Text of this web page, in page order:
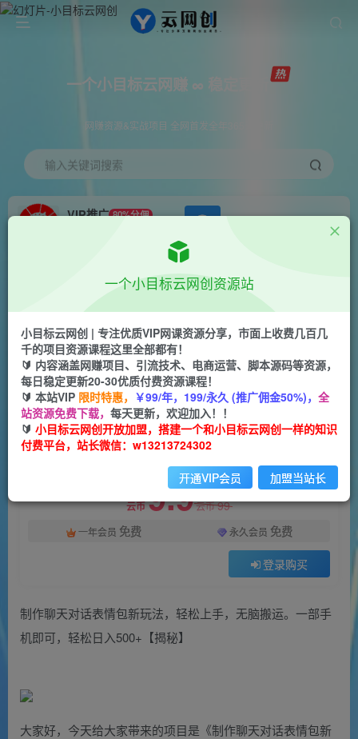
一个小目标云网赚 ∞ 稳定更新
网赚资源&实战项目 全网首发全年365天更新
输入关键词搜索
VIP推广 80%分佣
会员免费 正文
制作聊天对话表情包新玩法，轻松上手，无脑搬
运。一部手机即可，轻松日入500+【揭秘】
一个小目标云网创
2年前发布
关注 私信
1924 80
此内容为付费阅读，请付费后查看
云币9.9云币99
一年会员 免费 永久会员 免费
登录购买
付费阅读
制作聊天对话表情包新玩法，轻松上手，无脑搬运。一部手
机即可，轻松日入500+【揭秘】
大家好，今天给大家带来的项目是《制作聊天对话表情包新
一个小目标云网创资源站
小目标云网创 | 专注优质VIP网课资源分享，市面上收费几百几
千的项目资源课程这里全部都有！
🔰 内容涵盖网赚项目、引流技术、电商运营、脚本源码等资源，
每日稳定更新20-30优质付费资源课程！
🔰 本站VIP 限时特惠， ￥99/年，199/永久 (推广佣金50%)， 全
站资源免费下载， 每天更新，欢迎加入！！
🔰 小目标云网创开放加盟，搭建一个和小目标云网创一样的知识
付费平台，站长微信：w13213724302
开通VIP会员 加盟当站长